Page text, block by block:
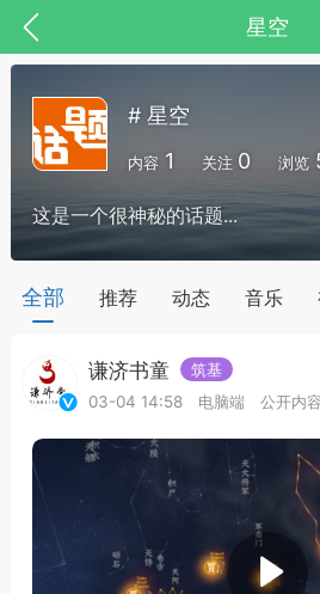
星空
节气气象
# 星空
内容 1 关注 0 浏览
这是一个很神秘的话题...
全部 推荐 动态 音乐
谦济书童
筑基
03-04 14:58
电脑端 公开内容